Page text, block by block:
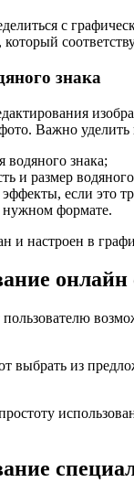
с
знака
Важно
водяного знака;
и размер
если это
нужном формате.
и настроен в
онлайн
выбрать из